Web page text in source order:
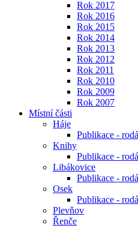
Rok 2017
Rok 2016
Rok 2015
Rok 2014
Rok 2013
Rok 2012
Rok 2011
Rok 2010
Rok 2009
Rok 2007
Místní části
Háje
Publikace -
Knihy
Publikace -
Libákovice
Publikace -
Osek
Publikace -
Plevňov
Řenče